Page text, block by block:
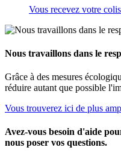
Vous recevez votre
Nous travaillons dans le
Grâce à des mesures
réduire autant que possible
Vous trouverez ici de plus
Avez-vous besoin d'aide
nous poser vos questions.